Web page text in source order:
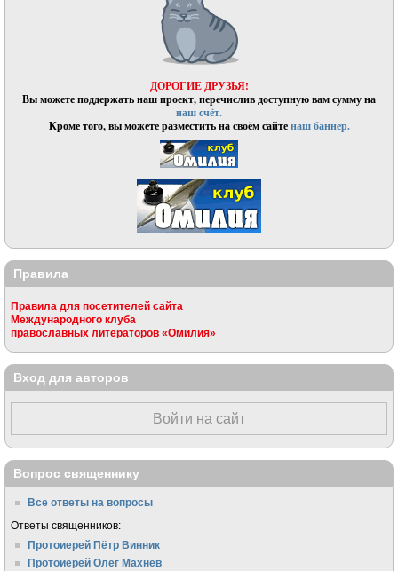
ДОРОГИЕ ДРУЗЬЯ!
Вы можете поддержать наш проект, перечислив доступную вам сумму на
наш счёт.
Кроме того, вы можете разместить на своём сайтенаш баннер.
Правила
Правила для посетителей сайта
Международного клуба
православных литераторов «Омилия»
Вход для авторов
Войти на сайт
Вопрос священнику
Все ответы на вопросы
Ответы священников:
Протоиерей Пётр Винник
Протоиерей Олег Махнёв